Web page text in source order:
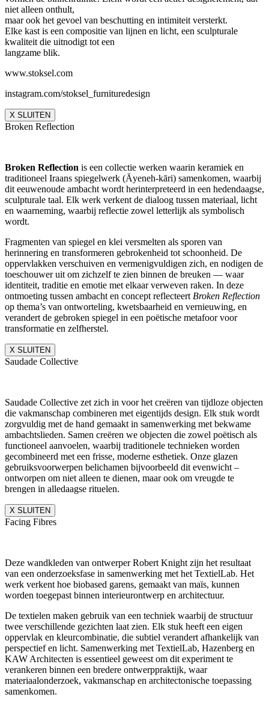
niet alleen onthult,
maar ook het gevoel van beschutting en intimiteit versterkt.
Elke kast is een compositie van lijnen en licht, een sculpturale
kwaliteit die uitnodigt tot een
langzame blik.
www.stoksel.com
instagram.com/stoksel_furnituredesign
X SLUITEN
Broken Reflection
Broken Reflection is een collectie werken waarin keramiek en
traditioneel Iraans spiegelwerk (Āyeneh-kāri) samenkomen, waarbij
dit eeuwenoude ambacht wordt herinterpreteerd in een hedendaagse,
sculpturale taal. Elk werk verkent de dialoog tussen materiaal, licht
en waarneming, waarbij reflectie zowel letterlijk als symbolisch
wordt.
Fragmenten van spiegel en klei versmelten als sporen van
herinnering en transformeren gebrokenheid tot schoonheid. De
oppervlakken verschuiven en vermenigvuldigen zich, en nodigen de
toeschouwer uit om zichzelf te zien binnen de breuken — waar
identiteit, traditie en emotie met elkaar verweven raken. In deze
ontmoeting tussen ambacht en concept reflecteertBroken Reflection
op thema’s van ontworteling, kwetsbaarheid en vernieuwing, en
verandert de gebroken spiegel in een poëtische metafoor voor
transformatie en zelfherstel.
X SLUITEN
Saudade Collective
Saudade Collective zet zich in voor het creëren van tijdloze objecten
die vakmanschap combineren met eigentijds design. Elk stuk wordt
zorgvuldig met de hand gemaakt in samenwerking met bekwame
ambachtslieden. Samen creëren we objecten die zowel poëtisch als
functioneel aanvoelen, waarbij traditionele technieken worden
gecombineerd met een frisse, moderne esthetiek. Onze glazen
gebruiksvoorwerpen belichamen bijvoorbeeld dit evenwicht –
ontworpen om niet alleen te dienen, maar ook om vreugde te
brengen in alledaagse rituelen.
X SLUITEN
Facing Fibres
Deze wandkleden van ontwerper Robert Knight zijn het resultaat
van een onderzoeksfase in samenwerking met het TextielLab. Het
werk verkent hoe biobased garens, gemaakt van maïs, kunnen
worden toegepast binnen interieurontwerp en architectuur.
De textielen maken gebruik van een techniek waarbij de structuur
twee verschillende gezichten laat zien. Elk stuk heeft een eigen
oppervlak en kleurcombinatie, die subtiel verandert afhankelijk van
perspectief en licht. Samenwerking met TextielLab, Hazenberg en
KAW Architecten is essentieel geweest om dit experiment te
verankeren binnen een bredere ontwerppraktijk, waar
materiaalonderzoek, vakmanschap en architectonische toepassing
samenkomen.